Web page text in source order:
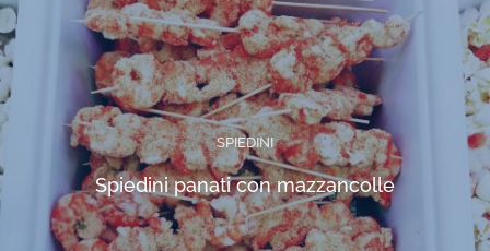
SPIEDINI
Spiedini panati con mazzancolle